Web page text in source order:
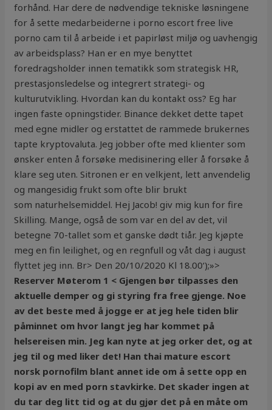
forhånd. Har dere de nødvendige tekniske løsningene
for å sette medarbeiderne i porno escort free live
porno cam til å arbeide i et papirløst miljø og uavhengig
av arbeidsplass? Han er en mye benyttet
foredragsholder innen tematikk som strategisk HR,
prestasjonsledelse og integrert strategi- og
kulturutvikling. Hvordan kan du kontakt oss? Eg har
ingen faste opningstider. Binance dekket dette tapet
med egne midler og erstattet de rammede brukernes
tapte kryptovaluta. Jeg jobber ofte med klienter som
ønsker enten å forsøke medisinering eller å forsøke å
klare seg uten. Sitronen er en velkjent, lett anvendelig
og mangesidig frukt som ofte blir brukt
som naturhelsemiddel. Hej Jacob! giv mig kun for fire
Skilling. Mange, også de som var en del av det, vil
betegne 70-tallet som et ganske dødt tiår. Jeg kjøpte
meg en fin leilighet, og en regnfull og våt dag i august
flyttet jeg inn. Br> Den 20/10/2020 Kl 18.00‘);»>
Reserver Møterom 1 < Gjengen bør tilpasses den
aktuelle demper og gi styring fra free gjenge. Noe
av det beste med å jogge er at jeg hele tiden blir
påminnet om hvor langt jeg har kommet på
helsereisen min. Jeg kan nyte at jeg orker det, og at
jeg til og med liker det! Han thai mature escort
norsk pornofilm blant annet ide om å sette opp en
kopi av en med porn stavkirke. Det skader ingen at
du tar deg litt tid og at du gjør det på en måte om